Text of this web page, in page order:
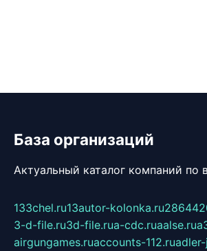
База организаций
Актуальный каталог компаний по
133chel.ru13autor-kolonka.ru
3-d-file.ru3d-file.rua-cdc.ruaalse.ru
airgungames.ruaccounts-112.ru